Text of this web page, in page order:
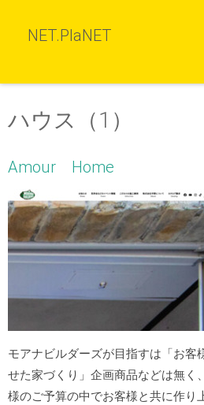
NET.PlaNET
ハウス（1）
Amour Home
モアナビルダーズが目指すは「お客
せた家づくり」企画商品などは無く
様のご予算の中でお客様と共に作り